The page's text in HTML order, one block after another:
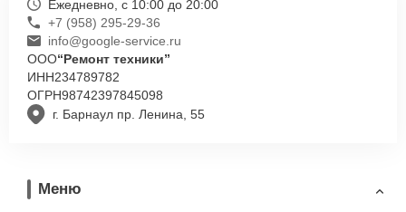
г. Барнаул пр. Ленина, 55
Ежедневно, с 10:00 до 20:00
+7 (958) 295-29-36
info@google-service.ru
ООО“Ремонт техники”
ИНН234789782
ОГРН98742397845098
Меню